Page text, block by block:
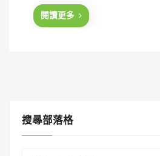
d
閱讀更多
搜㝷部落格